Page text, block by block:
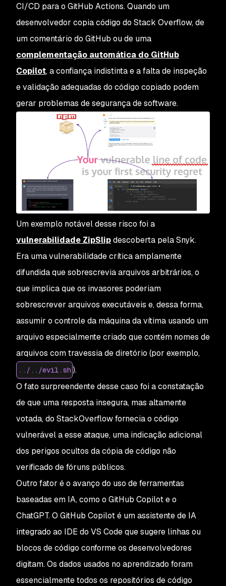
CI/CD para o GitHub Actions. Quando um
desenvolvedor copia código do Stack Overflow, de
um comentário do GitHub ou de uma
complementação automática do GitHub
Copilot, a confiança indistinta e a falta de inspeção
e validação adequadas do código copiado podem
gerar problemas de segurança de software.
Um exemplo notável desse risco foi a
vulnerabilidade ZipSlipdescoberta pela Snyk.
Era uma vulnerabilidade crítica amplamente
difundida que sobrescrevia arquivos arbitrários, o
que implica que os invasores poderiam
sobrescrever arquivos executáveis e, dessa forma,
assumir o controle da máquina da vítima usando um
arquivo especialmente criado que contém nomes de
arquivos com travessia de diretório (por exemplo,
../../evil.sh ).
O fato surpreendente desse caso foi a constatação
de que uma resposta insegura, mas altamente
votada, do StackOverflow fornecia o código
vulnerável a esse ataque, uma indicação adicional
dos perigos ocultos da cópia de código não
verificado de fóruns públicos.
Outro fator é o avanço do uso de ferramentas
baseadas em IA, como o GitHub Copilot e o
ChatGPT. O GitHub Copilot é um assistente de IA
integrado ao IDE do VS Code que sugere linhas ou
blocos de código conforme os desenvolvedores
digitam. Os dados usados no aprendizado foram
essencialmente todos os repositórios de código